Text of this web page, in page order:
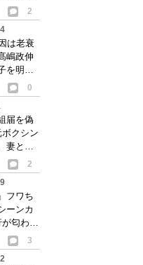
2
は老衰
嶋政伸
を明か
0
届を偽
クシン
妻と離
2
フワち
ーンカ
匂わせ
3